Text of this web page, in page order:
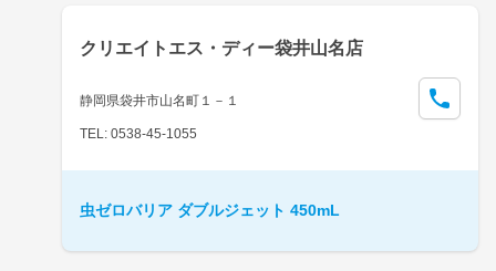
クリエイトエス・ディー袋井山名店
静岡県袋井市山名町１－１
TEL: 0538-45-1055
虫ゼロバリア ダブルジェット 450mL